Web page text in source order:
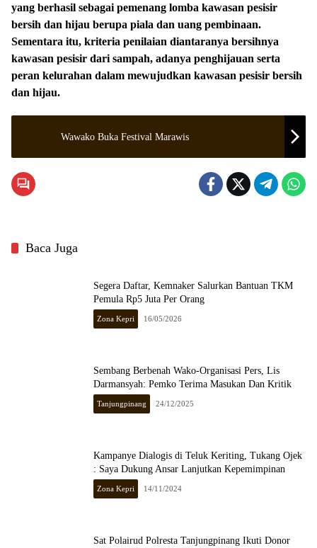
yang berhasil sebagai pemenang lomba kawasan pesisir
bersih dan hijau berupa piala dan uang pembinaan.
Sementara itu, kriteria penilaian diantaranya bersihnya
kawasan pesisir dari sampah, adanya penghijauan serta
peran kelurahan dalam mewujudkan kawasan pesisir bersih
dan hijau.
Wawako Buka Festival Marawis
Baca Juga
Segera Daftar, Kemnaker Salurkan Bantuan TKM
Pemula Rp5 Juta Per Orang
Zona Kepri 16/05/2026
Sembang Berbenah Wako-Organisasi Pers, Lis
Darmansyah: Pemko Terima Masukan Dan Kritik
Tanjungpinang 24/12/2025
Kampanye Dialogis di Teluk Keriting, Tukang Ojek
: Saya Dukung Ansar Lanjutkan Kepemimpinan
Zona Kepri 14/11/2024
Sat Polairud Polresta Tanjungpinang Ikuti Donor